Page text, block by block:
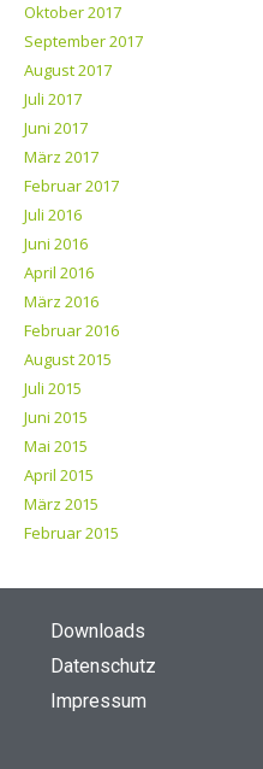
Oktober 2017
September 2017
August 2017
Juli 2017
Juni 2017
März 2017
Februar 2017
Juli 2016
Juni 2016
April 2016
März 2016
Februar 2016
August 2015
Juli 2015
Juni 2015
Mai 2015
April 2015
März 2015
Februar 2015
Downloads
Datenschutz
Impressum